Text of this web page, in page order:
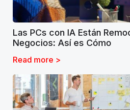
Las PCs con IA Están
Negocios: Así es Cómo
Read more >